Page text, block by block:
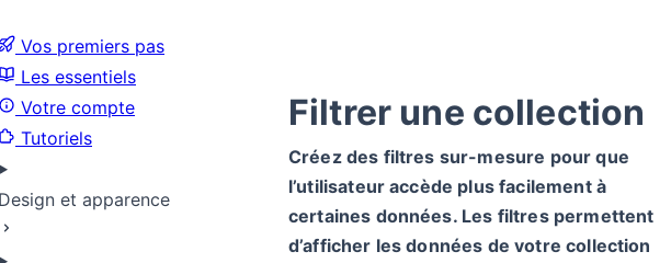
Vos premiers pas
Les essentiels
Votre compte
Tutoriels
Design et apparence
Filtrer une collection
Créez des filtres sur-mesure pour que
l’utilisateur accède plus facilement à
certaines données. Les filtres permettent
d’afficher les données de votre collection